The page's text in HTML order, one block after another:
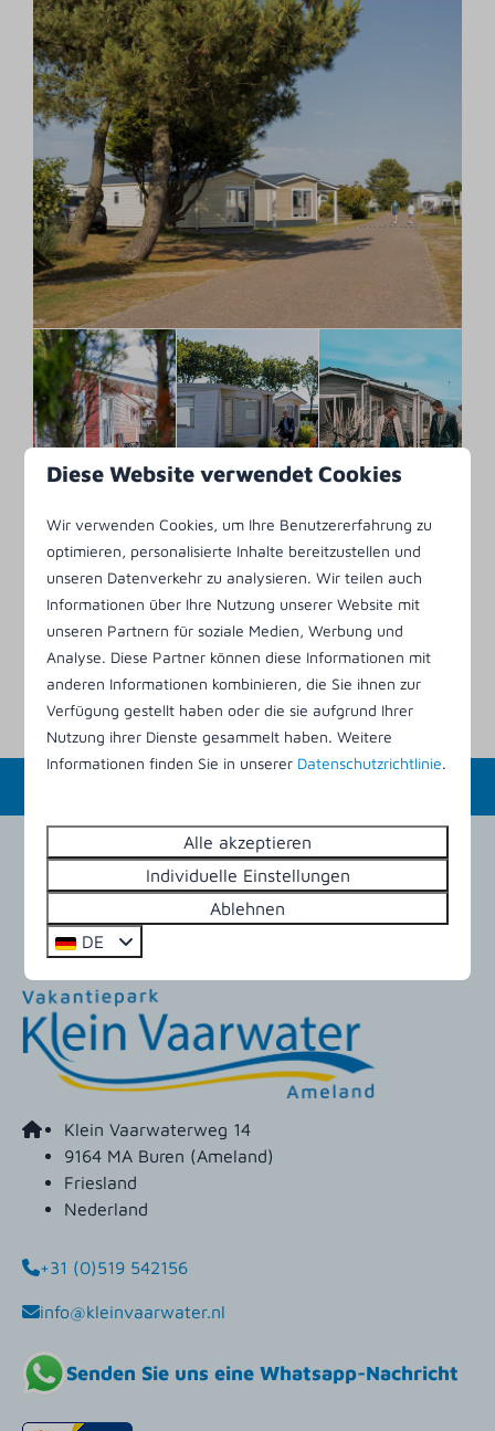
Bezahlen Sie sicher
Klein Vaarwaterweg 14
9164 MA Buren (Ameland)
Friesland
Nederland
+31 (0)519 542156
info@kleinvaarwater.nl
Senden Sie uns eine Whatsapp-Nachricht
Diese Website verwendet Cookies
Wir verwenden Cookies, um Ihre Benutzererfahrung zu
optimieren, personalisierte Inhalte bereitzustellen und
unseren Datenverkehr zu analysieren. Wir teilen auch
Informationen über Ihre Nutzung unserer Website mit
unseren Partnern für soziale Medien, Werbung und
Analyse. Diese Partner können diese Informationen mit
anderen Informationen kombinieren, die Sie ihnen zur
Verfügung gestellt haben oder die sie aufgrund Ihrer
Nutzung ihrer Dienste gesammelt haben. Weitere
Informationen finden Sie in unserer Datenschutzrichtlinie.
Alle akzeptieren
Individuelle Einstellungen
Ablehnen
DE